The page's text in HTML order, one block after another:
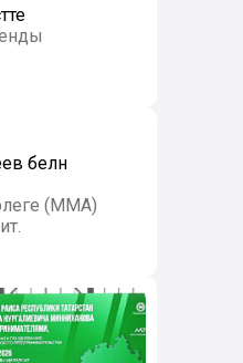
белән
(MMA)